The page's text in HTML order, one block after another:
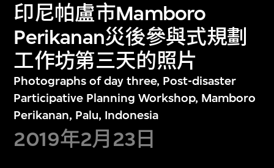
印尼帕盧市Mamboro
Perikanan災後參與式規劃
工作坊第三天的照片
Photographs of day three, Post-disaster
Participative Planning Workshop, Mamboro
Perikanan, Palu, Indonesia
2019年2月23日